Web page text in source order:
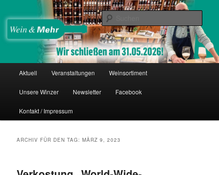
Inhalt
wechseln
sekundären
Inhalt
wechselnWein & Mehr
Thomas Nies
Aktuell Veranstaltungen Weinsortiment
Unsere Winzer Newsletter Facebook
Kontakt / Impressum
ARCHIV FÜR DEN TAG:MÄRZ 9, 2023